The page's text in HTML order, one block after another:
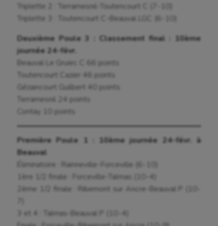
Triplette 2 : Terramesnil-Toutencourt C (7-10)
Triplette 3 : Toutencourt C-Beauval LGC (6-10)
Deuxième Poule 3 : Classement final : 10ème
journée 24-févr.
Beauval Le Gruiec C 66 points
Toutencourt Cazier 46 points
Gézaincourt Guilbert 40 points
Terramesnil 24 points
Contay 10 points
Première Poule 1 : 10ème journée 24-févr. à
Beauval
Éliminatoire : Rainneville-Forceville (6-10)
1ère 1/2 finale : Forceville-Talmas (10-4)
2ème 1/2 finale : Ribemont sur Ancre-Beauval P (10-
3 et 4 : Talmas-Beauval P (10-4)